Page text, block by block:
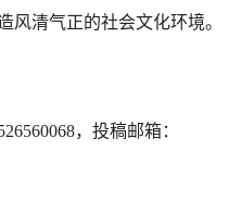
风清气正的社会文化环境。
，投稿邮箱：